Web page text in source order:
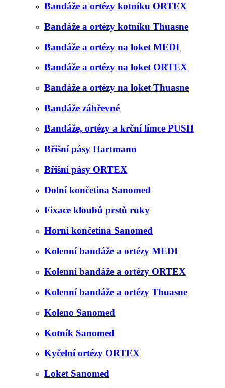
Bandáže a ortézy kotníku ORTEX
Bandáže a ortézy kotníku Thuasne
Bandáže a ortézy na loket MEDI
Bandáže a ortézy na loket ORTEX
Bandáže a ortézy na loket Thuasne
Bandáže záhřevné
Bandáže, ortézy a krční límce PUSH
Břišní pásy Hartmann
Břišní pásy ORTEX
Dolní končetina Sanomed
Fixace kloubů prstů ruky
Horní končetina Sanomed
Kolenní bandáže a ortézy MEDI
Kolenní bandáže a ortézy ORTEX
Kolenní bandáže a ortézy Thuasne
Koleno Sanomed
Kotník Sanomed
Kyčelní ortézy ORTEX
Loket Sanomed